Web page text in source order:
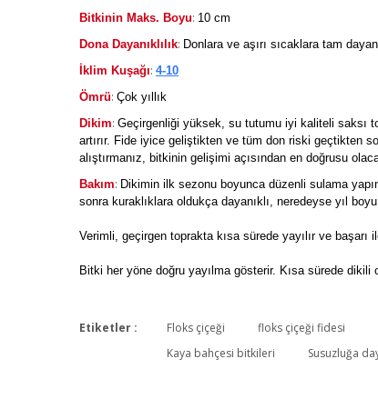
Bitkinin Maks. Boyu: 10 cm
Dona Dayanıklılık: Donlara ve aşırı sıcaklara tam
İklim Kuşağı: 4-10
Ömrü: Çok yıllık
Dikim: Geçirgenliği yüksek, su tutumu iyi kaliteli saksı
artırır. Fide iyice geliştikten ve tüm don riski geçtikten
alıştırmanız, bitkinin gelişimi açısından en doğrusu
Bakım: Dikimin ilk sezonu boyunca düzenli sulama
sonra kuraklıklara oldukça dayanıklı, neredeyse yıl
Verimli, geçirgen toprakta kısa sürede yayılır ve başarı
Bitki her yöne doğru yayılma gösterir. Kısa sürede dikili
Etiketler : Floks çiçeği floks çiçeği fidesi
Kaya bahçesi bitkileri
Susuzluğa